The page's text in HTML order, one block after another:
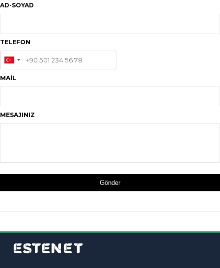
AD-SOYAD
TELEFON
MAİL
MESAJINIZ
Gönder